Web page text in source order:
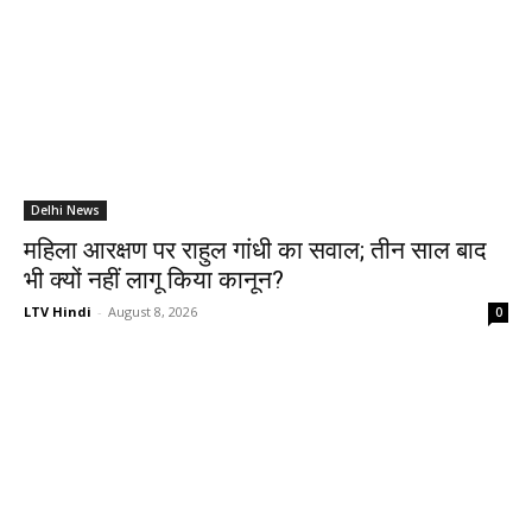
Delhi News
महिला आरक्षण पर राहुल गांधी का सवाल; तीन साल बाद
भी क्यों नहीं लागू किया कानून?
LTV Hindi - August 8, 2026 0